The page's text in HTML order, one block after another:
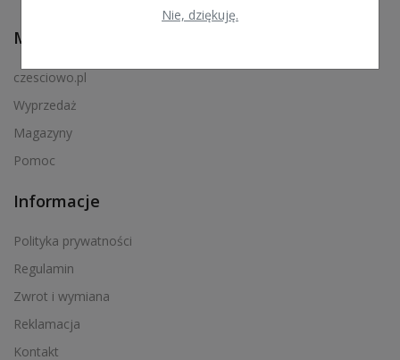
Nie, dziękuję.
Menu podręczne
czesciowo.pl
Wyprzedaż
Magazyny
Pomoc
Informacje
Polityka prywatności
Regulamin
Zwrot i wymiana
Reklamacja
Kontakt